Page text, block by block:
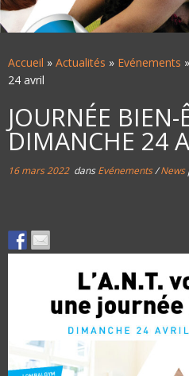
Accueil » Actualités » Evénements »
24 avril
JOURNÉE BIEN-
DIMANCHE 24
16 mars 2022dansEvénements/News